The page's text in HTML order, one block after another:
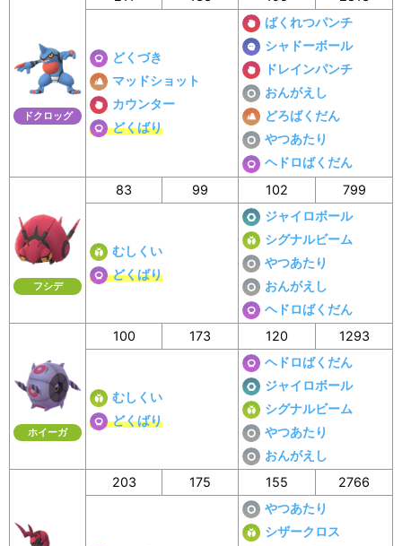
ドクロッグ
どくづき
マッドショット
カウンター
どくばり
ばくれつパンチ
シャドーボール
ドレインパンチ
おんがえし
どろばくだん
やつあたり
ヘドロばくだん
フシデ
83 99 102 799
むしくい
どくばり
ジャイロボール
シグナルビーム
やつあたり
おんがえし
ヘドロばくだん
ホイーガ
100 173 120 1293
むしくい
どくばり
ヘドロばくだん
ジャイロボール
シグナルビーム
やつあたり
おんがえし
203 175 155 2766
やつあたり
シザークロス